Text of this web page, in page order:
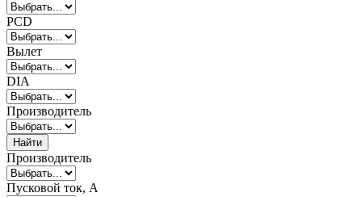
PCD
Вылет
DIA
Производитель
Найти
Производитель
Пусковой ток, А